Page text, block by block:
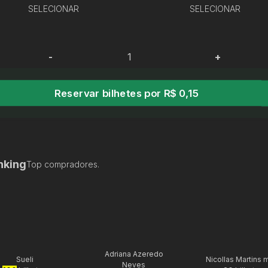
SELECIONAR SELECIONAR
- +
Reservar bilhetes por R$ 0,15
Top compradores.
Sueli
Adriana Azeredo
Neves
Nicollas Martins